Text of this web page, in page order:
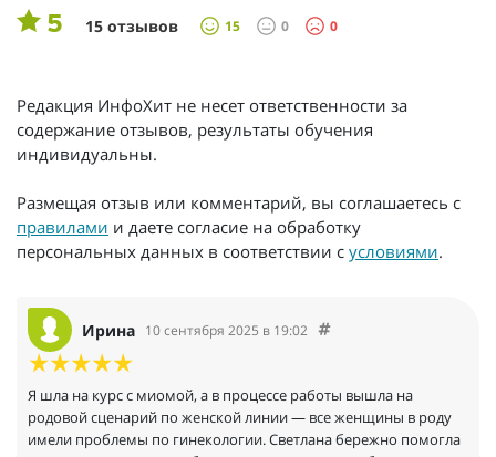
5 15 отзывов 15 0 0
Редакция ИнфоХит не несет ответственности за
содержание отзывов, результаты обучения
индивидуальны.
Размещая отзыв или комментарий, вы соглашаетесь с
правилами и даете согласие на обработку
персональных данных в соответствии с условиями.
Ирина 10 сентября 2025 в 19:02
Я шла на курс с миомой, а в процессе работы вышла на
родовой сценарий по женской линии — все женщины в роду
имели проблемы по гинекологии. Светлана бережно помогла